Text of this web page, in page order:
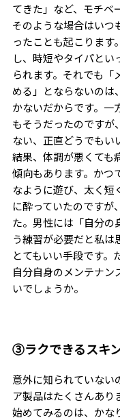
てきた」など、モチベ
そのような場合はいつ
ったことも起こりま
し、時短やタイパと
られます。それでも
める」とならないのは
かないだからです。一
もそうだったのですが
ない、正直どうでもい
結果、体調が悪くても
傾向もあります。かつ
なように遊び、太く
に酔っていたのですが
た。男性には「自分の
う練習が必要だと私は
とてもいい手段です。
自分自身のメンテナ
いでしょうか。
③ラクできるスキ
意外に知られていない
ア製品はたくさんあり
始めてみるのは、かな